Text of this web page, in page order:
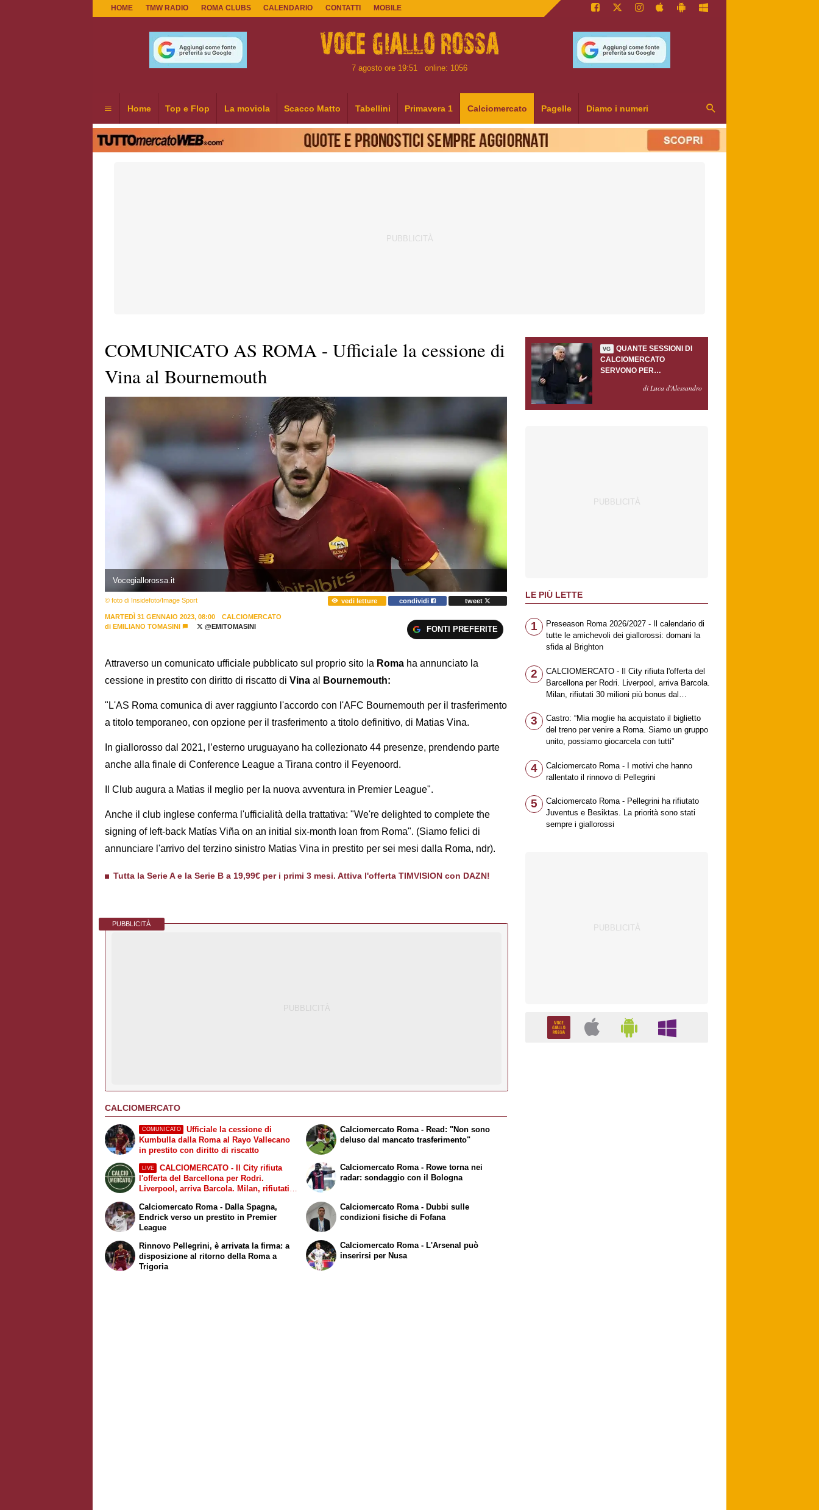
HOME TMW RADIO ROMA CLUBS CALENDARIO CONTATTI MOBILE
7 agosto ore 19:51 online: 1056
Home Top e Flop La moviola Scacco Matto Tabellini Primavera 1 Calciomercato Pagelle Diamo i numeri
COMUNICATO AS ROMA - Ufficiale la cessione di
Vina al Bournemouth
Vocegiallorossa.it
© foto di Insidefoto/Image Sport vedi letture condividi tweet
MARTEDÌ 31 GENNAIO 2023, 08:00
CALCIOMERCATO
di EMILIANO TOMASINI @EMITOMASINI FONTI PREFERITE
Attraverso un comunicato ufficiale pubblicato sul proprio sito la Roma ha annunciato la
cessione in prestito con diritto di riscatto di Vina al Bournemouth:
"L'AS Roma comunica di aver raggiunto l'accordo con l'AFC Bournemouth per il trasferimento
a titolo temporaneo, con opzione per il trasferimento a titolo definitivo, di Matias Vina.
In giallorosso dal 2021, l’esterno uruguayano ha collezionato 44 presenze, prendendo parte
anche alla finale di Conference League a Tirana contro il Feyenoord.
Il Club augura a Matias il meglio per la nuova avventura in Premier League".
Anche il club inglese conferma l'ufficialità della trattativa: "We're delighted to complete the
signing of left-back Matías Viña on an initial six-month loan from Roma". (Siamo felici di
annunciare l'arrivo del terzino sinistro Matias Vina in prestito per sei mesi dalla Roma, ndr).
Tutta la Serie A e la Serie B a 19,99€ per i primi 3 mesi. Attiva l'offerta TIMVISION con DAZN!
PUBBLICITÀ
CALCIOMERCATO
COMUNICATO
Ufficiale la cessione di
Kumbulla dalla Roma al Rayo Vallecano
in prestito con diritto di riscatto
LIVE
CALCIOMERCATO - Il City rifiuta
l'offerta del Barcellona per Rodri.
Liverpool, arriva Barcola. Milan, rifiutati
Leao. Napoli, suggestione Gabriel Jesus.
Fiorentina, ufficiale Mastantuono
Calciomercato Roma - Read: "Non sono
deluso dal mancato trasferimento"
Calciomercato Roma - Rowe torna nei
radar: sondaggio con il Bologna
Calciomercato Roma - Dalla Spagna,
Endrick verso un prestito in Premier
League
Rinnovo Pellegrini, è arrivata la firma: a
disposizione al ritorno della Roma a
Trigoria
Calciomercato Roma - Dubbi sulle
condizioni fisiche di Fofana
Calciomercato Roma - L'Arsenal può
inserirsi per Nusa
VG
QUANTE SESSIONI DI
CALCIOMERCATO
SERVONO PER
GASPERINI?di Luca d'Alessandro
LE PIÙ LETTE
1
Preseason Roma 2026/2027 - Il calendario di
tutte le amichevoli dei giallorossi: domani la
sfida al Brighton
2
CALCIOMERCATO - Il City rifiuta l'offerta del
Barcellona per Rodri. Liverpool, arriva Barcola.
Milan, rifiutati 30 milioni più bonus dal
Gabriel Jesus. Fiorentina, ufficiale
Mastantuono
3
Castro: “Mia moglie ha acquistato il biglietto
del treno per venire a Roma. Siamo un gruppo
unito, possiamo giocarcela con tutti”
4
Calciomercato Roma - I motivi che hanno
rallentato il rinnovo di Pellegrini
5
Calciomercato Roma - Pellegrini ha rifiutato
Juventus e Besiktas. La priorità sono stati
sempre i giallorossi